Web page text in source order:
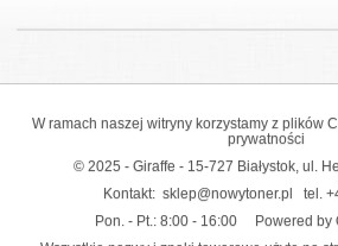
W ramach naszej witryny korzystamy z plików
prywatności
© 2025 - Giraffe - 15-727 Białystok, ul.
Kontakt: sklep@nowytoner.pl tel.
Pon. - Pt.: 8:00 - 16:00
Powered by